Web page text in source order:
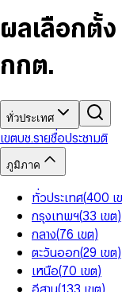
7
8
5
6
8
9
6
7
9
5
6
8
9
9
ผลเลือกตั้
กกต.
ทั่วประเทศ
เขตบช.รายชื่อประชามติ
ภูมิภาค
ทั่วประเทศ(400 เ
กรุงเทพฯ(33 เขต)
กลาง(76 เขต)
ตะวันออก(29 เขต)
เหนือ(70 เขต)